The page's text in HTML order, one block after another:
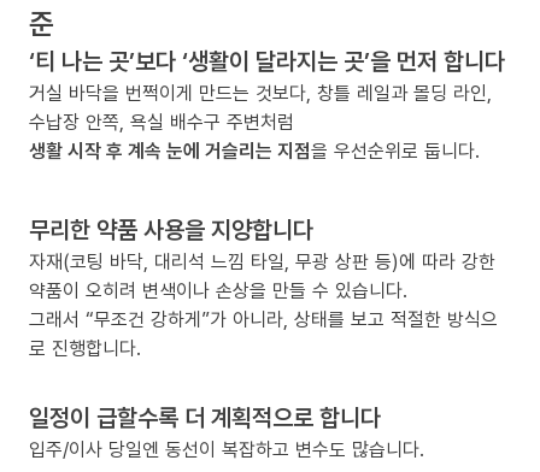
준
‘티 나는 곳’보다 ‘생활이 달라지는 곳’을 먼저 합니다
거실 바닥을 번쩍이게 만드는 것보다, 창틀 레일과 몰딩 라인,
수납장 안쪽, 욕실 배수구 주변처럼
생활 시작 후 계속 눈에 거슬리는 지점을 우선순위로 둡니다.
무리한 약품 사용을 지양합니다
자재(코팅 바닥, 대리석 느낌 타일, 무광 상판 등)에 따라 강한
약품이 오히려 변색이나 손상을 만들 수 있습니다.
그래서 “무조건 강하게”가 아니라, 상태를 보고 적절한 방식으
로 진행합니다.
일정이 급할수록 더 계획적으로 합니다
입주/이사 당일엔 동선이 복잡하고 변수도 많습니다.